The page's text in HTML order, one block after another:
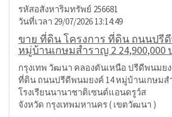
รหัสอสังหาริมทรัพย์ 256681
วันที่เวลา 29/07/2026 13:14:49
ขาย ที่ดิน โครงการ ที่ดิน ถนนปรี
หมู่บ้านเกษมสำราญ 2 24,900,000
กรุงเทพ วัฒนา คลองตันเหนือ ปรีดีพนมยง
ที่ดิน ถนนปรีดีพนมยงค์ 14 หมู่บ้านเกษมส
โรงเรียนนานาชาติเซนต์แอนดรูว์ส
จังหวัด กรุงเทพมหานคร ( เขตวัฒนา )